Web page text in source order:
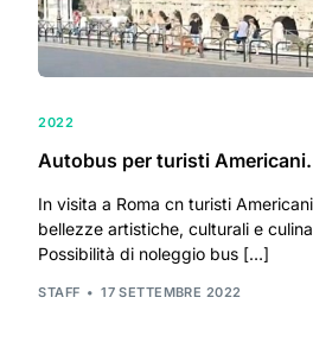
2022
Autobus per turisti Americani.
In visita a Roma cn turisti
bellezze artistiche, culturali e
Possibilità di noleggio bus […]
STAFF 17 SETTEMBRE 2022